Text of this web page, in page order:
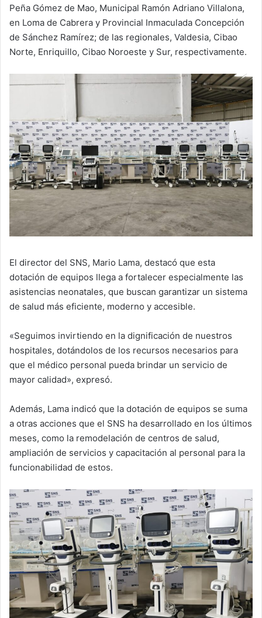
Peña Gómez de Mao, Municipal Ramón Adriano Villalona,
en Loma de Cabrera y Provincial Inmaculada Concepción
de Sánchez Ramírez; de las regionales, Valdesia, Cibao
Norte, Enriquillo, Cibao Noroeste y Sur, respectivamente.
El director del SNS, Mario Lama, destacó que esta
dotación de equipos llega a fortalecer especialmente las
asistencias neonatales, que buscan garantizar un sistema
de salud más eficiente, moderno y accesible.
«Seguimos invirtiendo en la dignificación de nuestros
hospitales, dotándolos de los recursos necesarios para
que el médico personal pueda brindar un servicio de
mayor calidad», expresó.
Además, Lama indicó que la dotación de equipos se suma
a otras acciones que el SNS ha desarrollado en los últimos
meses, como la remodelación de centros de salud,
ampliación de servicios y capacitación al personal para la
funcionabilidad de estos.